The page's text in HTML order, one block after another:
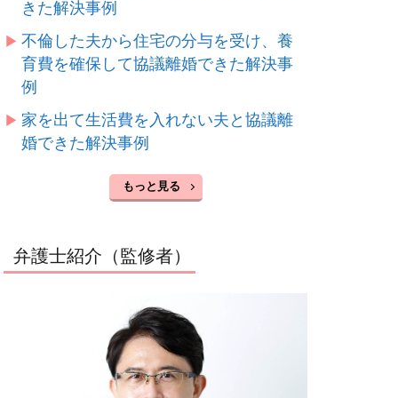
きた解決事例
不倫した夫から住宅の分与を受け、養
育費を確保して協議離婚できた解決事
例
家を出て生活費を入れない夫と協議離
婚できた解決事例
もっと見る
弁護士紹介（監修者）